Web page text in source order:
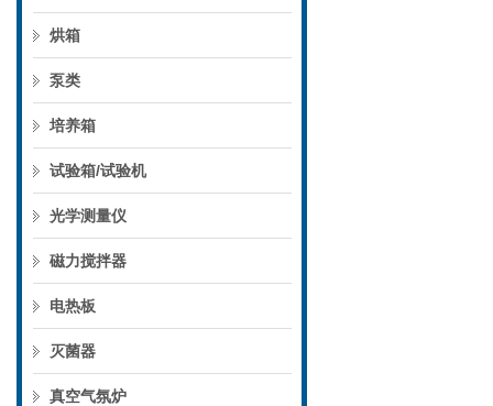
烘箱
泵类
培养箱
试验箱/试验机
光学测量仪
磁力搅拌器
电热板
灭菌器
真空气氛炉